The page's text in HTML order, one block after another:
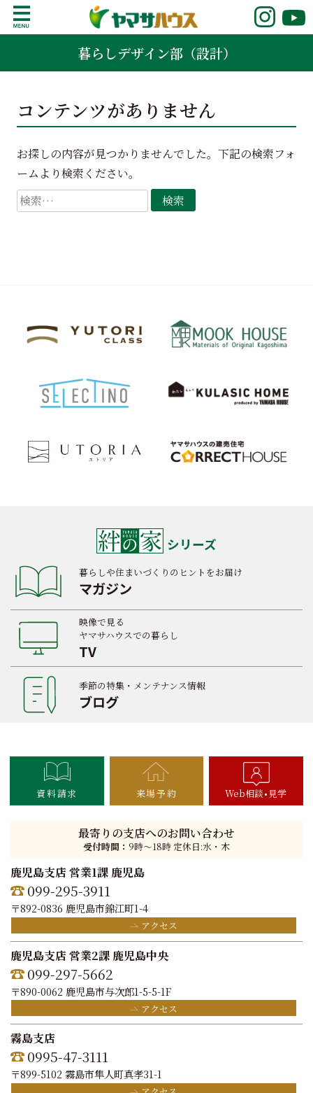
t
鹿児島で注文住宅ならヤマサハウス
新築の注文住宅や建売モデルハウスをお探し
の方はこちら。鹿児島県内で11年連続ナンバ
ーワンの実績を誇る、絆の家でおなじみの
わりをご覧ください。
暮らしデザイン部（設計）
コンテンツがありません
お探しの内容が見つかりませんでした。下記の検索フォ
ームより検索ください。
検
索:
シリーズ
暮らしや住まいづくりのヒントをお届け
マガジン
映像で見る
ヤマサハウスでの暮らし
TV
季節の特集・メンテナンス情報
ブログ
資料請求 来場予約 Web相談 見学
最寄りの支店へのお問い合わせ
受付時間： 9時〜18時 定休日:水・木
鹿児島支店 営業1課 鹿児島
099-295-3911
〒892-0836 鹿児島市錦江町1-4
アクセス
鹿児島支店 営業2課 鹿児島中央
099-297-5662
〒890-0062 鹿児島市与次郎1-5-5-1F
アクセス
霧島支店
0995-47-3111
〒899-5102 霧島市隼人町真孝31-1